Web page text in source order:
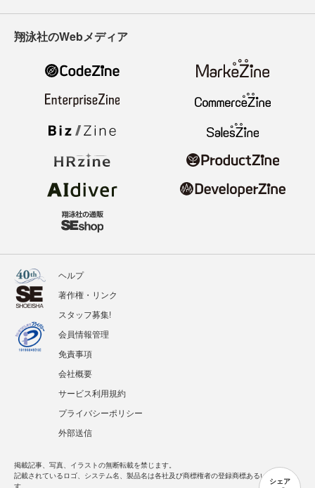
シェア
翔泳社のWebメディア
ヘルプ
著作権・リンク
スタッフ募集!
会員情報管理
免責事項
会社概要
サービス利用規約
プライバシーポリシー
外部送信
掲載記事、写真、イラストの無断転載を禁じます。
記載されているロゴ、システム名、製品名は各社及び商標権者の登録商標あるいは商標で
す。